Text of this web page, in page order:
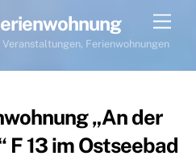
Ferienwohnungen
„An der
F 13 im Ostseebad